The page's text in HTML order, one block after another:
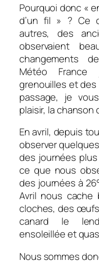
Pourquoi donc «
d’un fil » ? Ce
autres, des
observaient
changements
Météo
grenouilles et
passage, je
plaisir, la chanson
En avril, depuis
observer
des journées
ce que nous
des journées à
Avril nous
cloches, des
canard le
ensoleillée et
Nous sommes